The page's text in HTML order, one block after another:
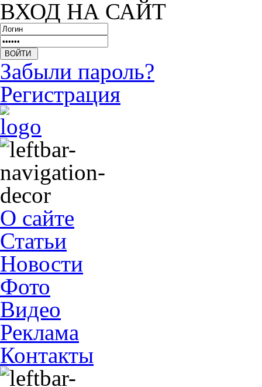
ВХОД НА САЙТ
Забыли пароль?
Регистрация
О сайте
Статьи
Новости
Фото
Видео
Реклама
Контакты